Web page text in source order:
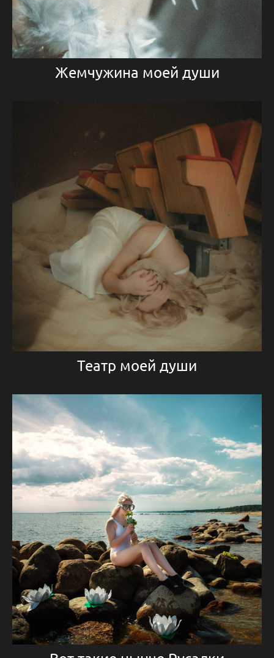
Жемчужина моей души
Театр моей души